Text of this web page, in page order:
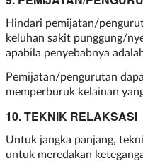
Hindari pemijatan/
keluhan sakit punggung/
apabila penyebabnya
Pemijatan/pengurutan
memperburuk kelainan
10. TEKNIK RELAKSASI
Untuk jangka panjang,
untuk meredakan